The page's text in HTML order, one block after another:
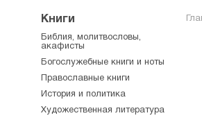
Книги
Библия, молитвословы,
акафисты
Богослужебные книги и ноты
Православные книги
История и политика
Художественная литература